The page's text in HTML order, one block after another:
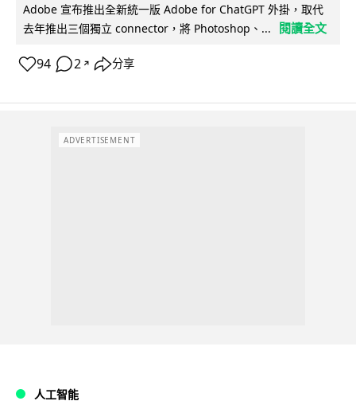
Adobe 宣布推出全新統一版 Adobe for ChatGPT 外掛，取代
去年推出三個獨立 connector，將 Photoshop、...
閱讀全文
94 2 ↗ 分享
ADVERTISEMENT
人工智能